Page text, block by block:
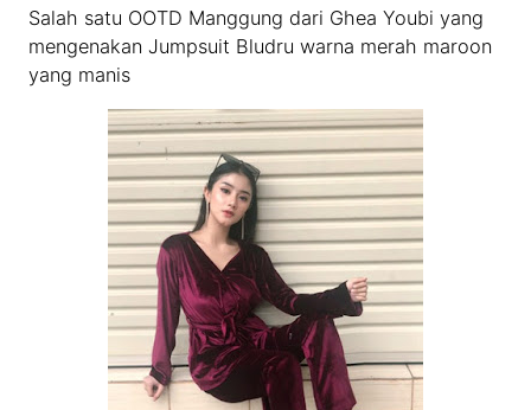
Salah satu OOTD Manggung dari Ghea Youbi yang
mengenakan Jumpsuit Bludru warna merah maroon
yang manis